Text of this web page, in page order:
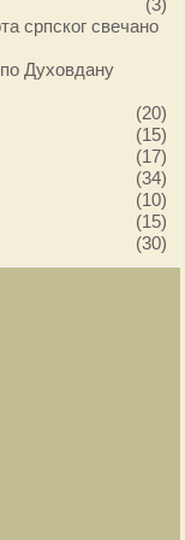
(3)
српског свечано
Духовдану
(20)
(15)
(17)
(34)
(10)
(15)
(30)